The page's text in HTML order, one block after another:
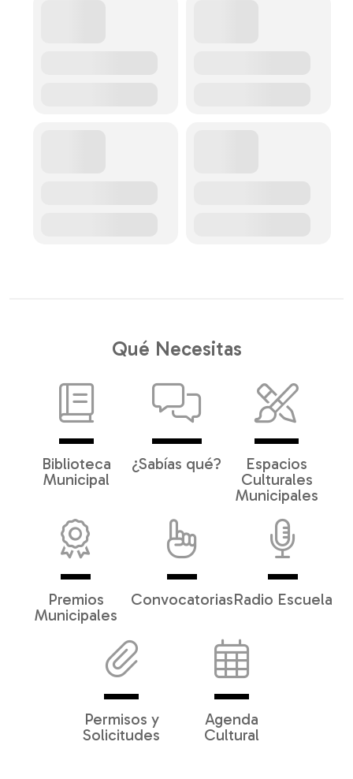
Qué Necesitas
Biblioteca
Municipal
¿Sabías qué?
Espacios
Culturales
Municipales
Premios
Municipales
ConvocatoriasRadio Escuela
Permisos y
Solicitudes
Agenda
Cultural